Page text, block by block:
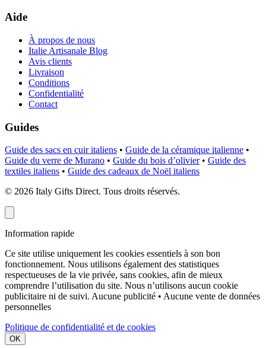
Aide
À propos de nous
Italie Artisanale Blog
Avis clients
Livraison
Conditions
Confidentialité
Contact
Guides
Guide des sacs en cuir italiens • Guide de la céramique italienne •
Guide du verre de Murano • Guide du bois d’olivier • Guide des
textiles italiens • Guide des cadeaux de Noël italiens
© 2026 Italy Gifts Direct. Tous droits réservés.
Information rapide
Ce site utilise uniquement les cookies essentiels à son bon
fonctionnement. Nous utilisons également des statistiques
respectueuses de la vie privée, sans cookies, afin de mieux
comprendre l’utilisation du site. Nous n’utilisons aucun cookie
publicitaire ni de suivi. Aucune publicité • Aucune vente de données
personnelles
Politique de confidentialité et de cookies
OK